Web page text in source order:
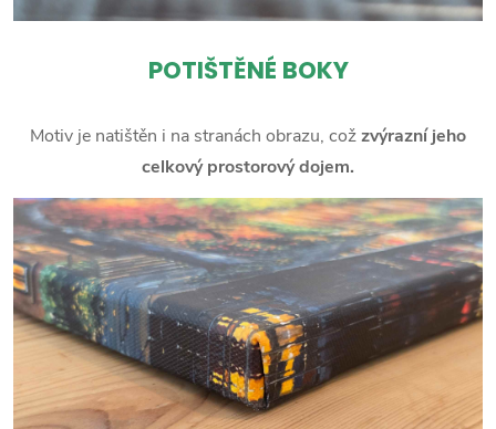
POTIŠTĚNÉ BOKY
Motiv je natištěn i na stranách obrazu, cožzvýrazní jeho
celkový prostorový dojem.